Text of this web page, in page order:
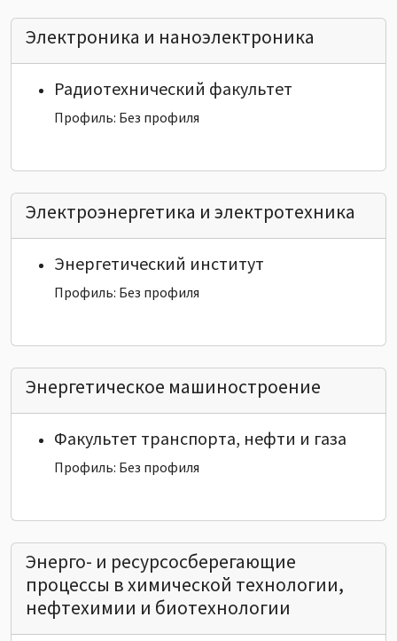
Электроника и наноэлектроника
Радиотехнический факультет
Профиль: Без профиля
Электроэнергетика и электротехника
Энергетический институт
Профиль: Без профиля
Энергетическое машиностроение
Факультет транспорта, нефти и газа
Профиль: Без профиля
Энерго- и ресурсосберегающие
процессы в химической технологии,
нефтехимии и биотехнологии